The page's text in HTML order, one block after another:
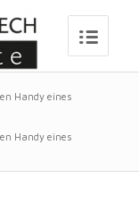
Handy eines
Handy eines